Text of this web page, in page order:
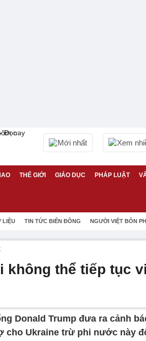
Mới nhất Xem
THẾ GIỚI GIÁO DỤC PHÁP LUẬT
LIỆU TIN TỨC BIỂN ĐÔNG NGƯỜI VIỆT BỐN
không thể tiếp tục
Donald Trump đưa ra cảnh
cho Ukraine trừ phi nước này